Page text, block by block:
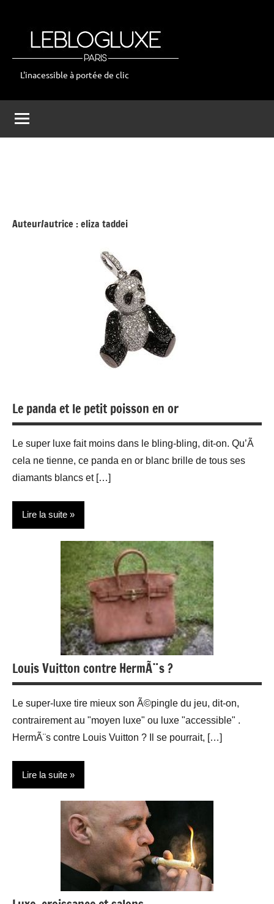
L'inacessible à portée de clic
Auteur/autrice :eliza taddei
Le panda et le petit poisson en or
Le super luxe fait moins dans le bling-bling, dit-on. Qu’Ã
cela ne tienne, ce panda en or blanc brille de tous ses
diamants blancs et […]
Lire la suite
Louis Vuitton contre HermÃ¨s ?
Le super-luxe tire mieux son Ã©pingle du jeu, dit-on,
contrairement au "moyen luxe" ou luxe "accessible" .
HermÃ¨s contre Louis Vuitton ? Il se pourrait, […]
Lire la suite
Maroquinerie